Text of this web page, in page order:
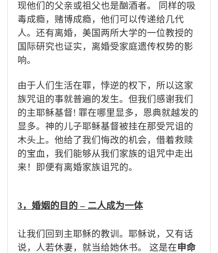
现他们的父亲或祖父也是酗酒者。 同样的吸
毒成瘾，赌博成瘾，他们可以传递给几代
人。还有离婚，美国两所大学的一位教授的
国际研究也证实，离婚受家庭遗传权势的影
响。
由于人们生活在罪，悖逆的权下，所以这家
族咒诅的事就普遍的发生。但我们感谢我们
的主耶稣基督! 罪在哪里显多，恩典就越发的
显多。神的儿子耶稣基督被挂在那受咒诅的
木头上。他给了我们悔改的机会，借着救赎
的宝血，我们能够从我们家族的诅咒中走出
来！即便有离婚家族诅咒的。
3，婚姻的目的– 二人成为一体
让我们回到主耶稣的教训。耶稣说，又有话
说，人若休妻，就当给她休书。 这是在申命